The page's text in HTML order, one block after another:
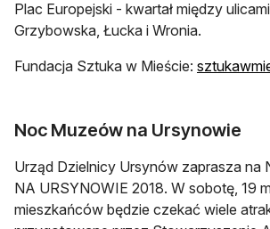
Plac Europejski - kwartał między
Grzybowska, Łucka i Wronia.
Fundacja Sztuka w Mieście:
Noc Muzeów na Ursynowie
Urząd Dzielnicy Ursynów zaprasza na
NA URSYNOWIE 2018. W sobotę, 19
mieszkańców będzie czekać wiele